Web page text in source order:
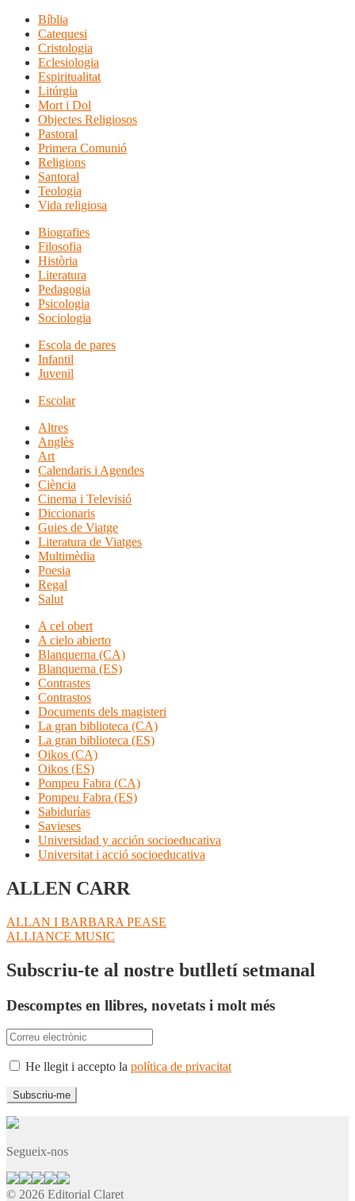
Bíblia
Catequesi
Cristologia
Eclesiologia
Espiritualitat
Litúrgia
Mort i Dol
Objectes Religiosos
Pastoral
Primera Comunió
Religions
Santoral
Teologia
Vida religiosa
Biografies
Filosofia
Història
Literatura
Pedagogia
Psicologia
Sociologia
Escola de pares
Infantil
Juvenil
Escolar
Altres
Anglès
Art
Calendaris i Agendes
Ciència
Cinema i Televisió
Diccionaris
Guies de Viatge
Literatura de Viatges
Multimèdia
Poesia
Regal
Salut
A cel obert
A cielo abierto
Blanquerna (CA)
Blanquerna (ES)
Contrastes
Contrastos
Documents dels magisteri
La gran biblioteca (CA)
La gran biblioteca (ES)
Oikos (CA)
Oikos (ES)
Pompeu Fabra (CA)
Pompeu Fabra (ES)
Sabidurías
Savieses
Universidad y acción socioeducativa
Universitat i acció socioeducativa
ALLEN CARR
Navegació
d'entrades
Entrada
anterior:
ALLAN I BARBARA PEASE
Pròxima
ALLIANCE MUSIC
Subscriu-te al nostre butlletí setmanal
Descomptes en llibres, novetats i molt més
He llegit i accepto la política de privacitat
Segueix-nos
© 2026 Editorial Claret